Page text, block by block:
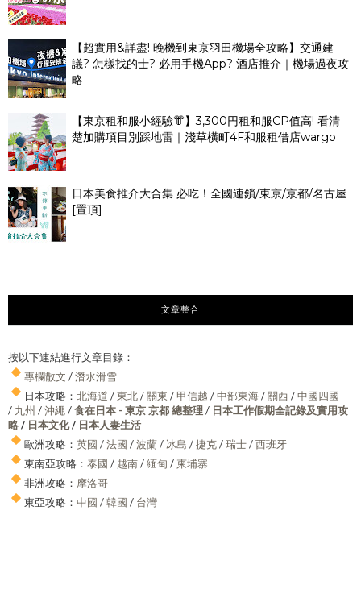
【超實用&詳盡! 晚機到東京羽田機場全攻略】交通建
議? 怎樣找的士? 必用手機App? 酒店推介｜機場過夜攻
略
【東京租和服小經驗👘】3,300円租和服CP值高! 看清
楚加購項目別踩地雷｜淺草橫町4F和服租借店wargo
日本美食推介大合集 必吃！全國連鎖/東京/京都/名古屋
[置頂]
文章整合
按以下連結進行文章目錄：
專欄散文 /潛水滑雪
日本攻略： 北海道 /東北/關東 /甲信越 /中部東海/關西/中國四國
/ 九州 /沖繩 /食在日本 - 東京 京都 總整理/ 日本工作假期全記錄及實用攻
略/ 日本文化/ 日本人妻生活
歐洲攻略： 英國 /法國 /波蘭/ 冰島 /捷克/瑞士/西班牙
東南亞攻略： 泰國 / 越南/緬甸 / 柬埔寨
非洲攻略： 摩洛哥
東亞攻略： 中國 /韓國 / 台灣